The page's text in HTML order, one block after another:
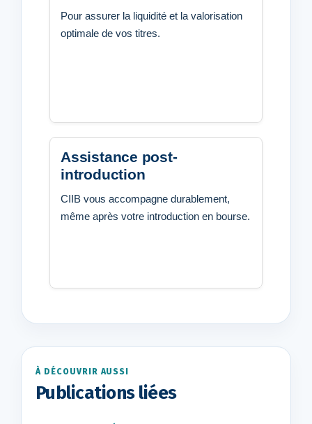
Pour assurer la liquidité et la valorisation
optimale de vos titres.
Assistance post-
introduction
CIIB vous accompagne durablement,
même après votre introduction en bourse.
À DÉCOUVRIR AUSSI
Publications liées